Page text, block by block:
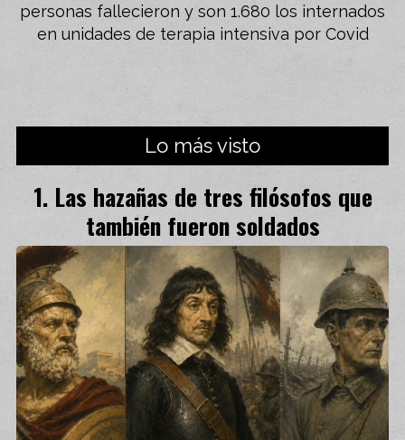
personas fallecieron y son 1.680 los internados
en unidades de terapia intensiva por Covid
Lo más visto
Las hazañas de tres filósofos que
también fueron soldados